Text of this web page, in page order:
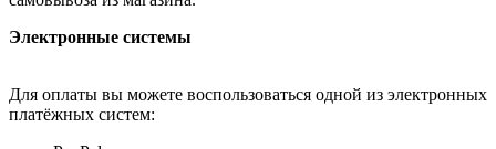
Электронные системы
Для оплаты вы можете воспользоваться одной из электронных
платёжных систем: